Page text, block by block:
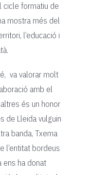
cicle formatiu de
mostra més del
l’educació i
va valorar molt
amb el
és un honor
de Lleida vulguin
banda, Txema
l’entitat bordeus
ens ha donat